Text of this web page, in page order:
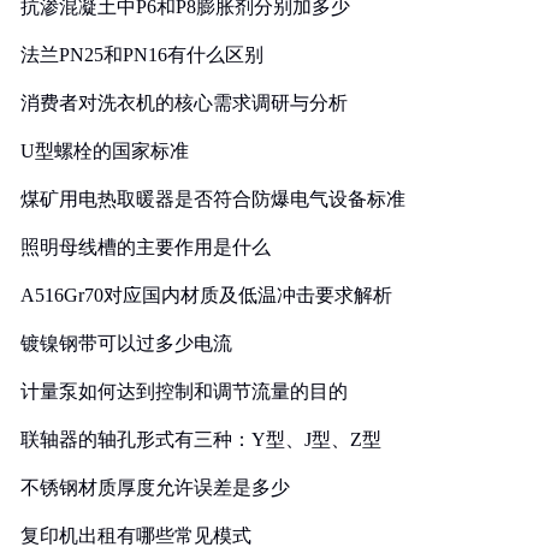
抗渗混凝土中P6和P8膨胀剂分别加多少
法兰PN25和PN16有什么区别
消费者对洗衣机的核心需求调研与分析
U型螺栓的国家标准
煤矿用电热取暖器是否符合防爆电气设备标准
照明母线槽的主要作用是什么
A516Gr70对应国内材质及低温冲击要求解析
镀镍钢带可以过多少电流
计量泵如何达到控制和调节流量的目的
联轴器的轴孔形式有三种：Y型、J型、Z型
不锈钢材质厚度允许误差是多少
复印机出租有哪些常见模式